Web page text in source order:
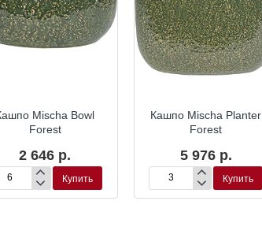
Mischa Bowl
Forest
2 646 р.
Купить
Кашпо Mischa Planter
Forest
5 976 р.
Кашпо
Mischa
Купить